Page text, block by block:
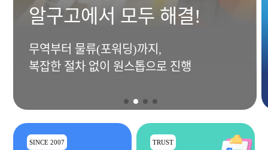
알구고에서 모두 해결!
무역부터 물류(포워딩)까지,
복잡한 절차 없이 원스톱으로 진행
SINCE 2007 TRUST